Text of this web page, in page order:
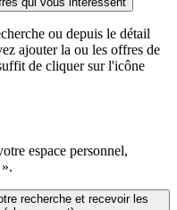
ou depuis le détail
ajouter la ou les offres de
de cliquer sur l'icône
espace personnel,
recherche et recevoir les